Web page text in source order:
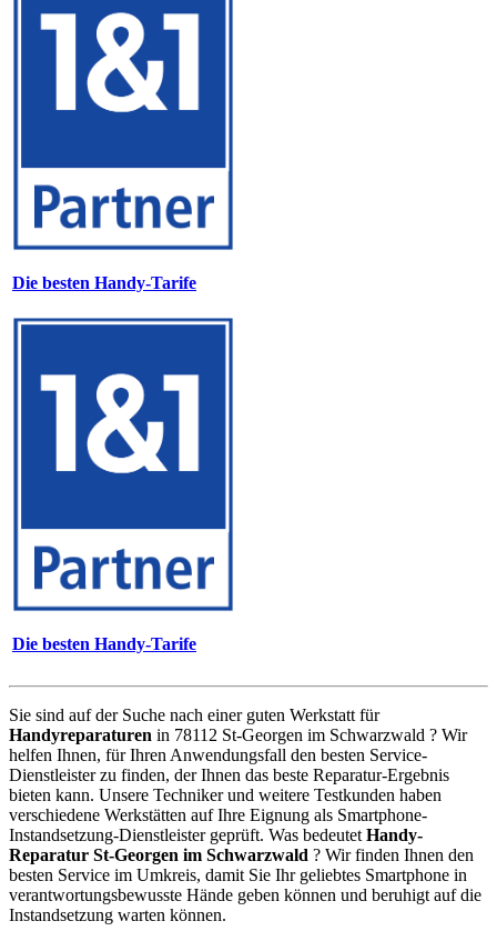
Die besten Handy-Tarife
Die besten Handy-Tarife
Sie sind auf der Suche nach einer guten Werkstatt für
Handyreparaturen in 78112 St-Georgen im Schwarzwald ? Wir
helfen Ihnen, für Ihren Anwendungsfall den besten Service-
Dienstleister zu finden, der Ihnen das beste Reparatur-Ergebnis
bieten kann. Unsere Techniker und weitere Testkunden haben
verschiedene Werkstätten auf Ihre Eignung als Smartphone-
Instandsetzung-Dienstleister geprüft. Was bedeutet Handy-
Reparatur St-Georgen im Schwarzwald ? Wir finden Ihnen den
besten Service im Umkreis, damit Sie Ihr geliebtes Smartphone in
verantwortungsbewusste Hände geben können und beruhigt auf die
Instandsetzung warten können.